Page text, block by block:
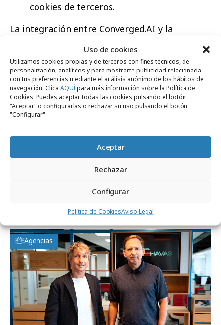
Uso de cookies
Utilizamos cookies propias y de terceros con fines técnicos, de
personalización, analíticos y para mostrarte publicidad relacionada
con tus preferencias mediante el análisis anónimo de los hábitos de
navegación. Clica AQUÍpara más información sobre la Política de
Cookies. Puedes aceptar todas las cookies pulsando el botón
"Aceptar" o configurarlas o rechazar su uso pulsando el botón
"Configurar".
Aceptar
Rechazar
Configurar
Política de CookiesAviso Legal
cookies de terceros.
La integración entre Converged.AI y la
España, Francia, Alemania, Italia, Reino Unido
y Estados Unidos, con posibilidad de
incorporar nuevos mercados en el futuro.
Noticias Relacionadas
Agencias